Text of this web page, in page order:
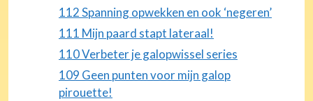
112 Spanning opwekken en ook ‘negeren’
111 Mijn paard stapt lateraal!
110 Verbeter je galopwissel series
109 Geen punten voor mijn galop
pirouette!